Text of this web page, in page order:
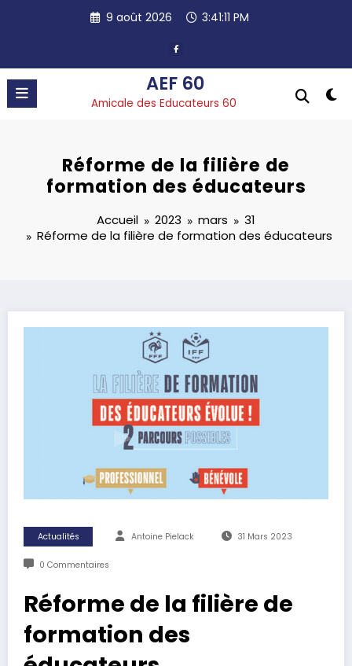
9 août 2026 3:41:11 PM
AEF 60
Amicale des Educateurs 60
Réforme de la filière de
formation des éducateurs
Accueil 2023 mars
31
Réforme de la filière de formation des éducateurs
Actualités Antoine Pielack 31 Mars 2023
0 Commentaires
Réforme de la filière de
formation des